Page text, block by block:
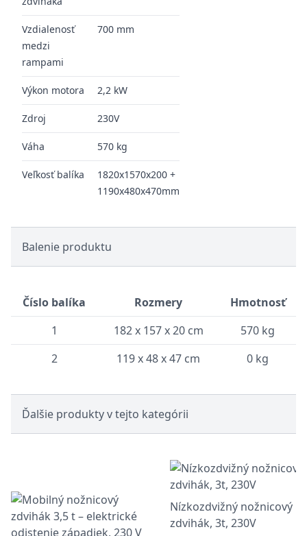
Vzdialenosť
medzi
rampami
700 mm
Výkon motora 2,2 kW
Zdroj 230V
Váha 570 kg
Veľkosť balíka
1820x1570x200 +
1190x480x470mm
Balenie produktu
Číslo balíka Rozmery
Hmotnosť
1
182 x 157 x 20 cm
570 kg
2
119 x 48 x 47 cm 0 kg
Ďalšie produkty v tejto kategórii
Nízkozdvižný nožnicový
zdvihák, 3t, 230V